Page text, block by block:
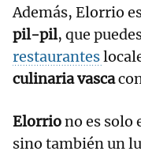
Además, Elorrio
pil-pil, que
restaurantes
culinaria vasca
Elorriono es solo
sino también un